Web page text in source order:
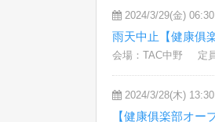
2024/3/29(金)
雨天中止【健康俱
会場：TAC中野 定
2024/3/28(木)
【健康俱楽部オ